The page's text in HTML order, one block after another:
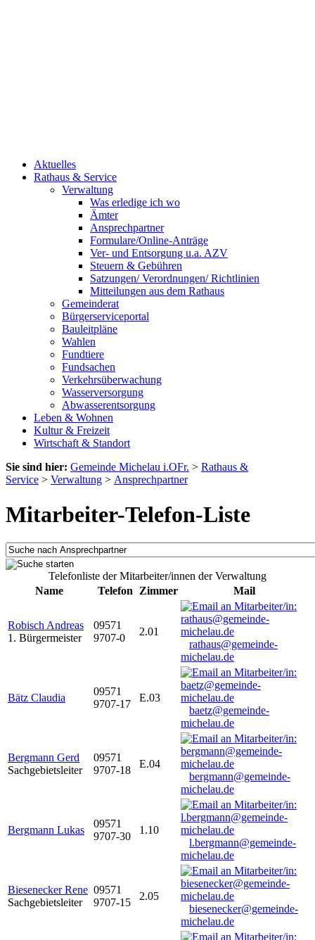
Aktuelles
Rathaus & Service
Verwaltung
Was erledige ich wo
Ämter
Ansprechpartner
Formulare/Online-Anträge
Ver- und Entsorgung u.a. AZV
Steuern & Gebühren
Satzungen/ Verordnungen/ Richtlinien
Mitteilungen aus dem Rathaus
Gemeinderat
Bürgerserviceportal
Bauleitpläne
Wahlen
Fundtiere
Fundsachen
Verkehrsüberwachung
Wasserversorgung
Abwasserentsorgung
Leben & Wohnen
Kultur & Freizeit
Wirtschaft & Standort
Sie sind hier: Gemeinde Michelau i.OFr. > Rathaus &
Service > Verwaltung > Ansprechpartner
Mitarbeiter-Telefon-Liste
Telefonliste der Mitarbeiter/innen der Verwaltung
Name
Telefon Zimmer Mail
Robisch Andreas
1. Bürgermeister
09571
9707-0
2.01
rathaus@gemeinde-
michelau.de
Bätz Claudia
09571
9707-17
E.03
baetz@gemeinde-
michelau.de
Bergmann Gerd
Sachgebietsleiter
09571
9707-18
E.04
bergmann@gemeinde-
michelau.de
Bergmann Lukas
09571
9707-30
1.10
l.bergmann@gemeinde-
michelau.de
Biesenecker Rene
Sachgebietsleiter
09571
9707-15
2.05
biesenecker@gemeinde-
michelau.de